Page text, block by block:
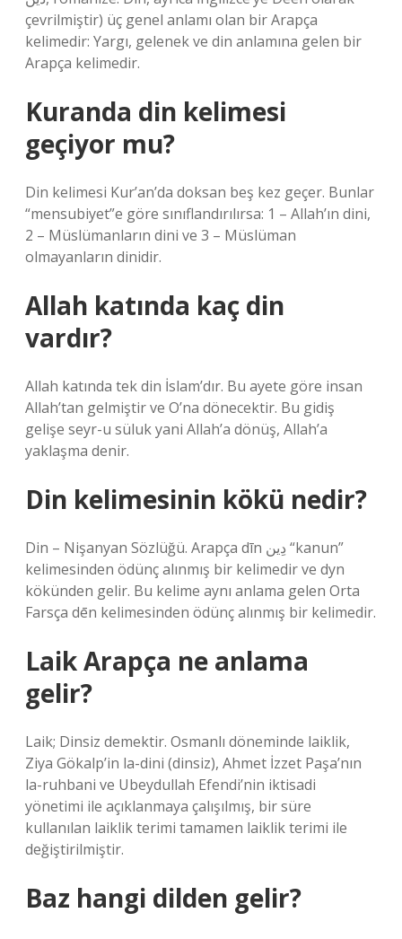
çevrilmiştir) üç genel anlamı olan bir Arapça
kelimedir: Yargı, gelenek ve din anlamına gelen bir
Arapça kelimedir.
Kuranda din kelimesi
geçiyor mu?
Din kelimesi Kur’an’da doksan beş kez geçer. Bunlar
“mensubiyet”e göre sınıflandırılırsa: 1 – Allah’ın dini,
2 – Müslümanların dini ve 3 – Müslüman
olmayanların dinidir.
Allah katında kaç din
vardır?
Allah katında tek din İslam’dır. Bu ayete göre insan
Allah’tan gelmiştir ve O’na dönecektir. Bu gidiş
gelişe seyr-u süluk yani Allah’a dönüş, Allah’a
yaklaşma denir.
Din kelimesinin kökü nedir?
Din – Nişanyan Sözlüğü. Arapça dīn دِين “kanun”
kelimesinden ödünç alınmış bir kelimedir ve dyn
kökünden gelir. Bu kelime aynı anlama gelen Orta
Farsça dēn kelimesinden ödünç alınmış bir kelimedir.
Laik Arapça ne anlama
gelir?
Laik; Dinsiz demektir. Osmanlı döneminde laiklik,
Ziya Gökalp’in la-dini (dinsiz), Ahmet İzzet Paşa’nın
la-ruhbani ve Ubeydullah Efendi’nin iktisadi
yönetimi ile açıklanmaya çalışılmış, bir süre
kullanılan laiklik terimi tamamen laiklik terimi ile
değiştirilmiştir.
Baz hangi dilden gelir?